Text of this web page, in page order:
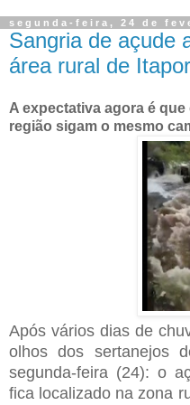
segunda-feira, 24 de
Sangria de açude
área rural de
A expectativa agora é
região sigam o mesmo
Após vários dias de
olhos dos sertanejos
segunda-feira (24): o
fica localizado na zona